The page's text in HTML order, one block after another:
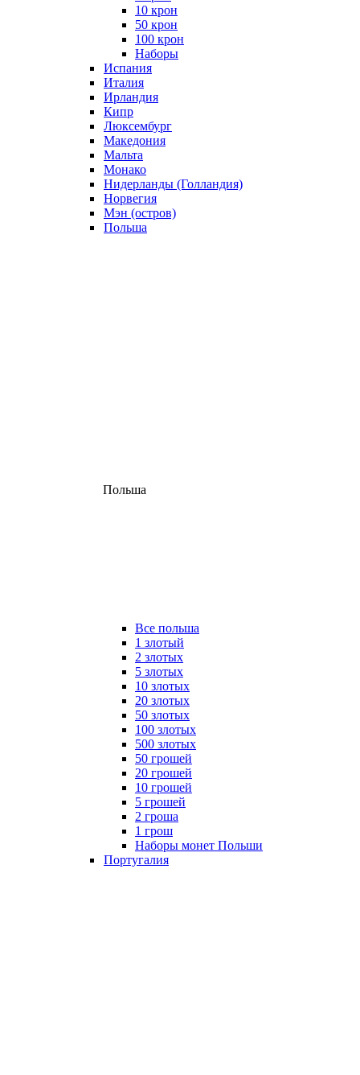
10 крон
50 крон
100 крон
Наборы
Испания
Италия
Ирландия
Кипр
Люксембург
Македония
Мальта
Монако
Нидерланды (Голландия)
Норвегия
Мэн (остров)
Польша
Польша
Все польша
1 злотый
2 злотых
5 злотых
10 злотых
20 злотых
50 злотых
100 злотых
500 злотых
50 грошей
20 грошей
10 грошей
5 грошей
2 гроша
1 грош
Наборы монет Польши
Португалия